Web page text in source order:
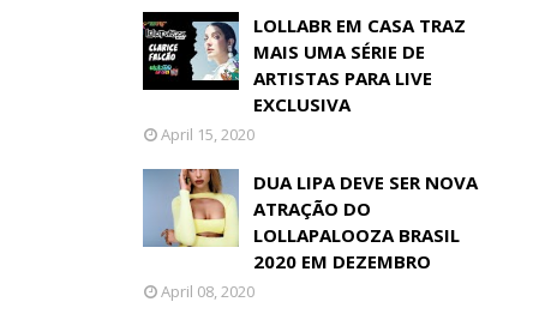
LOLLABR EM CASA TRAZ
MAIS UMA SÉRIE DE
ARTISTAS PARA LIVE
EXCLUSIVA
April 15, 2020
DUA LIPA DEVE SER NOVA
ATRAÇÃO DO
LOLLAPALOOZA BRASIL
2020 EM DEZEMBRO
April 08, 2020